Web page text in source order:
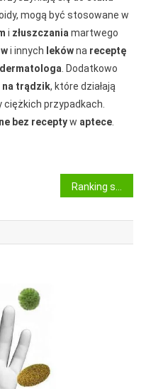
mogą być stosowane w
i złuszczania martwego
i innych lekówna receptę
dermatologa . Dodatkowo
trądzik, które działają
przypadkach.
bez receptyw aptece.